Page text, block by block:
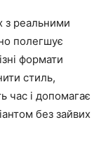
з реальними
полегшує
формати
стиль,
час і допомагає
без зайвих